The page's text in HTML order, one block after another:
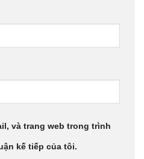
và trang web trong trình
kế tiếp của tôi.